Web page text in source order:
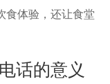
食体验，还让食堂
话的意义